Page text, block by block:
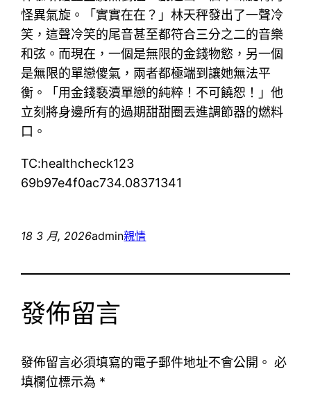
怪異氣旋。「實實在在？」林天秤發出了一聲冷
笑，這聲冷笑的尾音甚至都符合三分之二的音樂
和弦。而現在，一個是無限的金錢物慾，另一個
是無限的單戀傻氣，兩者都極端到讓她無法平
衡。「用金錢褻瀆單戀的純粹！不可饒恕！」他
立刻將身邊所有的過期甜甜圈丟進調節器的燃料
口。
TC:healthcheck123
69b97e4f0ac734.08371341
18 3 月, 2026admin親情
發佈留言
發佈留言必須填寫的電子郵件地址不會公開。 必
填欄位標示為 *